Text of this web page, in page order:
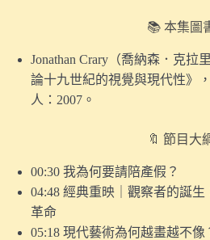
〖番外〗在波蘭，有 48 個地方名叫
〖番外〗人生最後記得的，為何是
兼談《空間詩學》
9.【探索視覺】印刷術的興起，如何
覺經驗？
8.【探索視覺】為何有人要畫單色畫
📚 本集圖
Jonathan Crary（喬納森 ．克拉
論十九世紀的視覺與現代性》
人：2007。
🔖 節目大
00:30 我為何要請陪產假？
04:48 經典重映｜觀察者的誕
革命
05:18 現代藝術為何越畫越不